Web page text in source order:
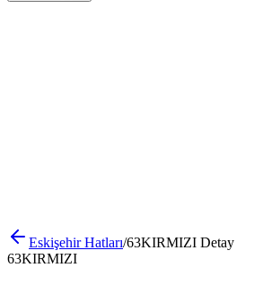
EskişehirHatları/63KIRMIZI Detay
63KIRMIZI